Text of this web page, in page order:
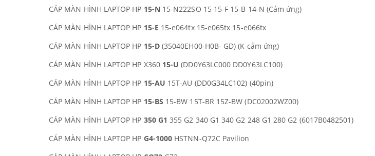
CÁP MÀN HÌNH LAPTOP HP 15-N 15-N222SO 15 15-F 15-B 14-N (Cảm ứng)
CÁP MÀN HÌNH LAPTOP HP 15-E 15-e064tx 15-e065tx 15-e066tx
CÁP MÀN HÌNH LAPTOP HP 15-D(35040EH00-H0B- GD) (K cảm ứng)
CÁP MÀN HÌNH LAPTOP HP X360 15-U(DD0Y63LC000 DD0Y63LC100)
CÁP MÀN HÌNH LAPTOP HP 15-AU 15T-AU (DD0G34LC102) (40pin)
CÁP MÀN HÌNH LAPTOP HP 15-BS 15-BW 15T-BR 15Z-BW (DC02002WZ00)
CÁP MÀN HÌNH LAPTOP HP 350 G1 355 G2 340 G1 340 G2 248 G1 280 G2 (6017B0482501)
CÁP MÀN HÌNH LAPTOP HP G4-1000 HSTNN-Q72C Pavilion